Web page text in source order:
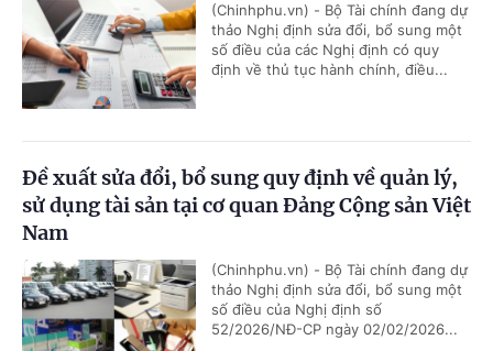
(Chinhphu.vn) - Bộ Tài chính đang dự
thảo Nghị định sửa đổi, bổ sung một
số điều của các Nghị định có quy
định về thủ tục hành chính, điều...
Đề xuất sửa đổi, bổ sung quy định về quản lý,
sử dụng tài sản tại cơ quan Đảng Cộng sản Việt
Nam
(Chinhphu.vn) - Bộ Tài chính đang dự
thảo Nghị định sửa đổi, bổ sung một
số điều của Nghị định số
52/2026/NĐ-CP ngày 02/02/2026...